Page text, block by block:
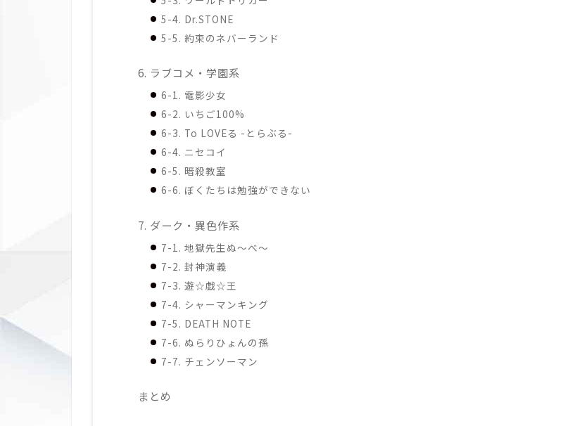
5-4. Dr.STONE
5-5. 約束のネバーランド
6. ラブコメ・学園系
6-1. 電影少女
6-2. いちご100%
6-3. To LOVEる -とらぶる-
6-4. ニセコイ
6-5. 暗殺教室
6-6. ぼくたちは勉強ができない
7. ダーク・異色作系
7-1. 地獄先生ぬ～べ～
7-2. 封神演義
7-3. 遊☆戯☆王
7-4. シャーマンキング
7-5. DEATH NOTE
7-6. ぬらりひょんの孫
7-7. チェンソーマン
まとめ